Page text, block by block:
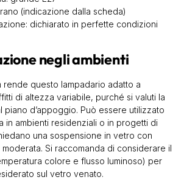
(indicazione dalla scheda)
dichiarato in perfette condizioni
negli ambienti
rende questo lampadario adatto a
di altezza variabile, purché si valuti la
piano d’appoggio. Può essere utilizzato
in ambienti residenziali o in progetti di
una sospensione in vetro con
Si raccomanda di considerare il
colore e flusso luminoso) per
sul vetro venato.